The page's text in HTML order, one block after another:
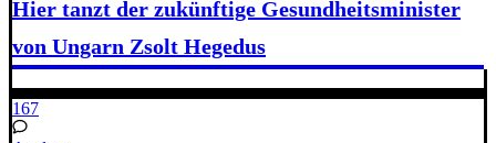
Hier tanzt der zukünftige Gesundheitsminister
von Ungarn Zsolt Hegedus
167